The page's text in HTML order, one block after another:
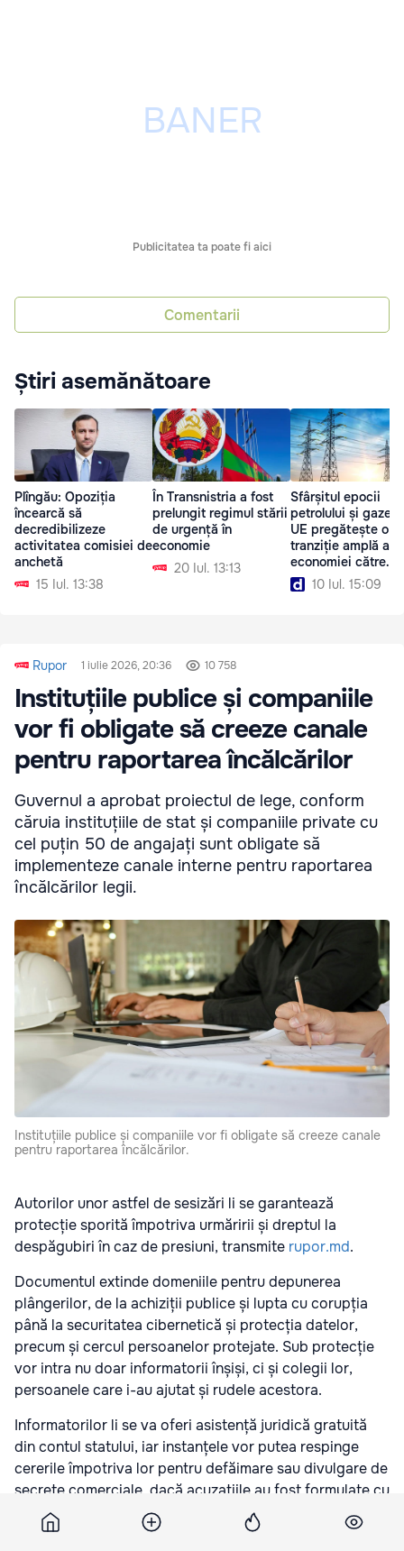
Publicitatea ta poate fi aici
Comentarii
Știri asemănătoare
Plîngău: Opoziția
încearcă să
decredibilizeze
activitatea comisiei de
anchetă
15 Iul. 13:38
În Transnistria a fost
prelungit regimul stării
de urgență în
economie
20 Iul. 13:13
Sfârșitul epocii
petrolului și
UE pregătește o
tranziție amplă a
economiei către
energia electrică
10 Iul. 15:09
Rupor 1 iulie 2026, 20:36 10 758
Instituțiile publice și companiile
vor fi obligate să creeze canale
pentru raportarea încălcărilor
Guvernul a aprobat proiectul de lege, conform
căruia instituțiile de stat și companiile private cu
cel puțin 50 de angajați sunt obligate să
implementeze canale interne pentru raportarea
încălcărilor legii.
Instituțiile publice și companiile vor fi obligate să creeze canale
pentru raportarea încălcărilor.
Autorilor unor astfel de sesizări li se garantează
protecție sporită împotriva urmăririi și dreptul la
despăgubiri în caz de presiuni, transmite rupor.md.
Documentul extinde domeniile pentru depunerea
plângerilor, de la achiziții publice și lupta cu corupția
până la securitatea cibernetică și protecția datelor,
precum și cercul persoanelor protejate. Sub protecție
vor intra nu doar informatorii înșiși, ci și colegii lor,
persoanele care i-au ajutat și rudele acestora.
Informatorilor li se va oferi asistență juridică gratuită
din contul statului, iar instanțele vor putea respinge
cererile împotriva lor pentru defăimare sau divulgare de
secrete comerciale, dacă acuzațiile au fost formulate cu
bună credință. Scopul proiectului este de a alinia
legislația Moldovei la standardele UE.